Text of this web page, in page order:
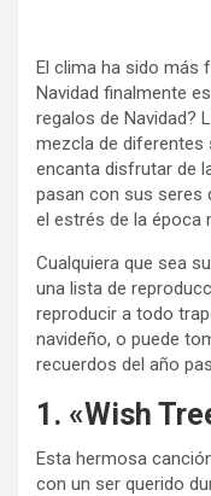
El clima ha sido más
Navidad finalmente
regalos de Navidad?
mezcla de diferentes
encanta disfrutar de
pasan con sus seres
el estrés de la época
Cualquiera que sea
una lista de
reproducir a todo
navideño, o puede
recuerdos del año
1. «Wish
Esta hermosa
con un ser querido